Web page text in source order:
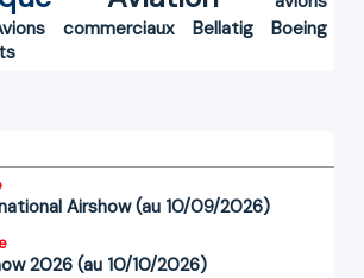
commerciaux Bellatig
Boeing
Airshow (au 10/09/2026)
2026 (au 10/10/2026)